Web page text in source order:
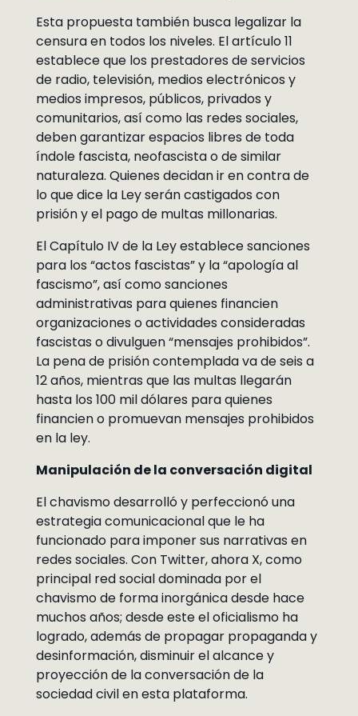
Esta propuesta también busca legalizar la
censura en todos los niveles. El artículo 11
establece que los prestadores de servicios
de radio, televisión, medios electrónicos y
medios impresos, públicos, privados y
comunitarios, así como las redes sociales,
deben garantizar espacios libres de toda
índole fascista, neofascista o de similar
naturaleza. Quienes decidan ir en contra de
lo que dice la Ley serán castigados con
prisión y el pago de multas millonarias.
El Capítulo IV de la Ley establece sanciones
para los “actos fascistas” y la “apología al
fascismo”, así como sanciones
administrativas para quienes financien
organizaciones o actividades consideradas
fascistas o divulguen “mensajes prohibidos”.
La pena de prisión contemplada va de seis a
12 años, mientras que las multas llegarán
hasta los 100 mil dólares para quienes
financien o promuevan mensajes prohibidos
en la ley.
Manipulación de la conversación digital
El chavismo desarrolló y perfeccionó una
estrategia comunicacional que le ha
funcionado para imponer sus narrativas en
redes sociales. Con Twitter, ahora X, como
principal red social dominada por el
chavismo de forma inorgánica desde hace
muchos años; desde este el oficialismo ha
logrado, además de propagar propaganda y
desinformación, disminuir el alcance y
proyección de la conversación de la
sociedad civil en esta plataforma.